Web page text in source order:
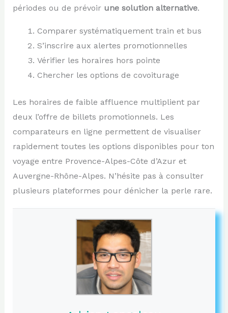
périodes ou de prévoir une solution alternative.
Comparer systématiquement train et bus
S’inscrire aux alertes promotionnelles
Vérifier les horaires hors pointe
Chercher les options de covoiturage
Les horaires de faible affluence multiplient par
deux l’offre de billets promotionnels. Les
comparateurs en ligne permettent de visualiser
rapidement toutes les options disponibles pour ton
voyage entre Provence-Alpes-Côte d’Azur et
Auvergne-Rhône-Alpes. N’hésite pas à consulter
plusieurs plateformes pour dénicher la perle rare.